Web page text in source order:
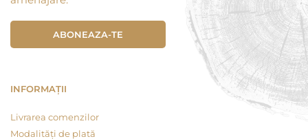
ABONEAZA-TE
INFORMAȚII
Livrarea comenzilor
Modalități de plată